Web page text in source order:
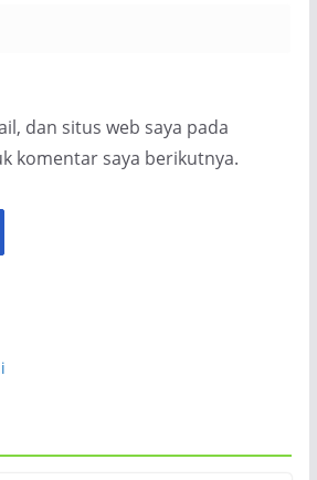
dan situs web saya pada
komentar saya berikutnya.